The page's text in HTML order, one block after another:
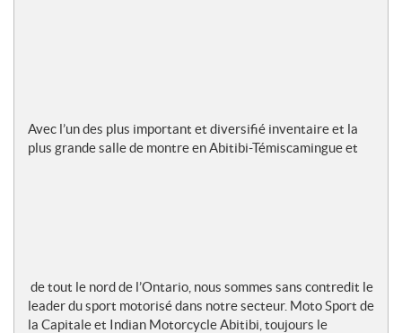
Avec l’un des plus important et diversifié inventaire et la
plus grande salle de montre en Abitibi-Témiscamingue et
de tout le nord de l’Ontario, nous sommes sans contredit le
leader du sport motorisé dans notre secteur. Moto Sport de
la Capitale et Indian Motorcycle Abitibi, toujours le